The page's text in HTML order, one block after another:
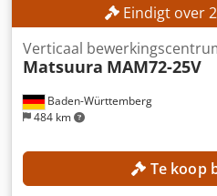
Eindigt over2
Baden-Württemberg
484 km
Verticaal
Matsuura MAM72-25V
Te koop